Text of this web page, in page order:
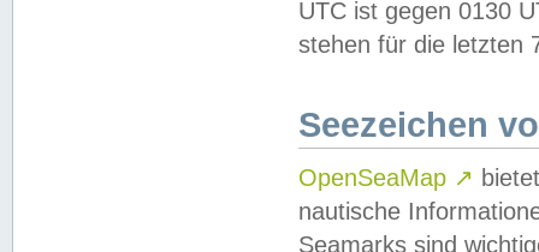
UTC ist gegen 0130
stehen für die letzten
Seezeichen
OpenSeaMap ↗
nautische
Seamarks sind